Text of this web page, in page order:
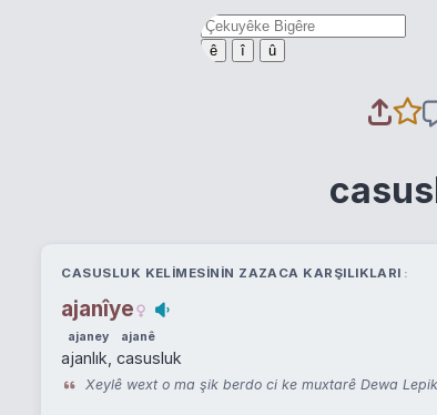
ê î û
CASUSLUK KELIMESININ ZAZACA KARŞILIKLARI
ajanîye
ajaney ajanê
ajanlık, casusluk
Xeylê wext o ma şik berdo ci ke muxtarê Dewa